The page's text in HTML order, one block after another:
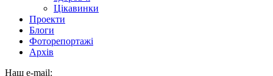
Цікавинки
Проекти
Блоги
Фоторепортажі
Архів
Наш e-mail: